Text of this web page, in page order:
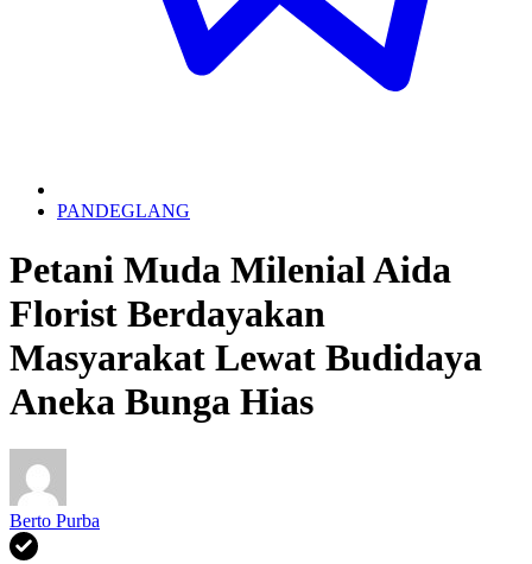
PANDEGLANG
Petani Muda Milenial Aida
Florist Berdayakan
Masyarakat Lewat Budidaya
Aneka Bunga Hias
Berto Purba